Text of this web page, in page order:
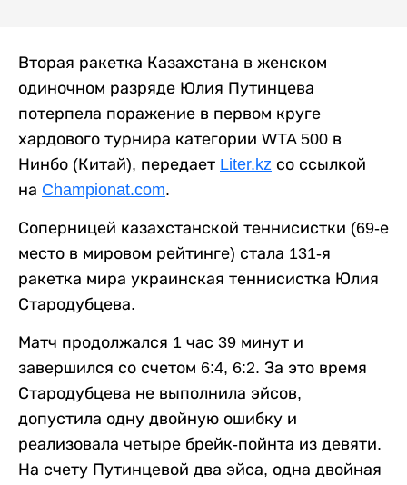
Вторая ракетка Казахстана в женском
одиночном разряде Юлия Путинцева
потерпела поражение в первом круге
хардового турнира категории WTA 500 в
Нинбо (Китай), передает Liter.kz со ссылкой
на Championat.com.
Соперницей казахстанской теннисистки (69-е
место в мировом рейтинге) стала 131-я
ракетка мира украинская теннисистка Юлия
Стародубцева.
Матч продолжался 1 час 39 минут и
завершился со счетом 6:4, 6:2. За это время
Стародубцева не выполнила эйсов,
допустила одну двойную ошибку и
реализовала четыре брейк-пойнта из девяти.
На счету Путинцевой два эйса, одна двойная